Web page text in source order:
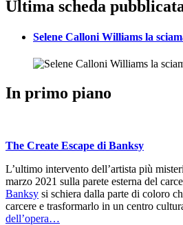
Ultima scheda
Selene Calloni Williams la
In primo piano
The Create Escape di Banksy
L’ultimo intervento dell’artista più
marzo 2021 sulla parete esterna del
Banksy si schiera dalla parte di coloro
carcere e trasformarlo in un centro
dell’opera…